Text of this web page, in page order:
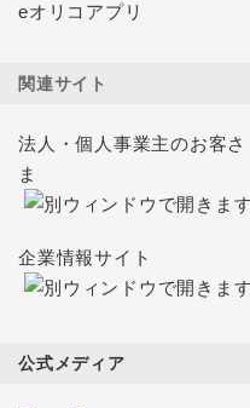
eオリコアプリ
関連サイト
法人・個人事業主のお客さ
ま
企業情報サイト
公式メディア